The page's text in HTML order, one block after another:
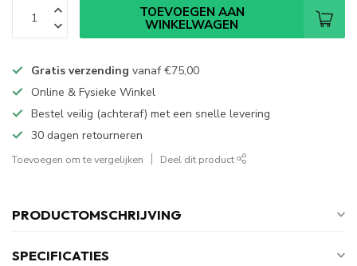
TOEVOEGEN AAN
WINKELWAGEN
Gratis verzending vanaf€75,00
Online & Fysieke Winkel
Bestel veilig (achteraf) met een snelle levering
30 dagen retourneren
Toevoegen om te vergelijken Deel dit product
PRODUCTOMSCHRIJVING
SPECIFICATIES